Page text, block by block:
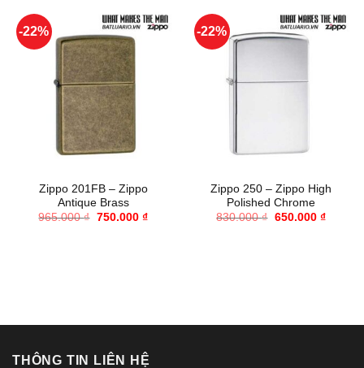
-22%
Zippo 201FB – Zippo
Antique Brass
965.000₫ Giá
750.000 ₫Giá
-22%
Zippo 250 – Zippo High
Polished Chrome
830.000₫ Giá
650.000 ₫Giá
THÔNG TIN LIÊN HỆ